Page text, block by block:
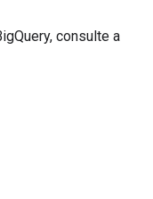
consulte a